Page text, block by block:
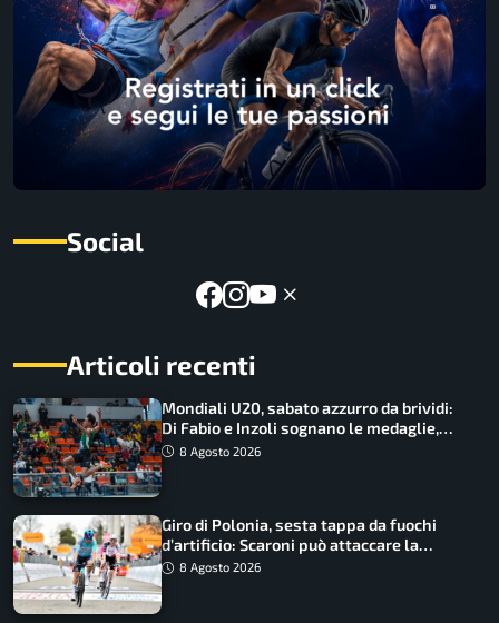
Social
Articoli recenti
Mondiali U20, sabato azzurro da brividi:
Di Fabio e Inzoli sognano le medaglie,
Castellani e Succo in finale
8 Agosto 2026
Giro di Polonia, sesta tappa da fuochi
d’artificio: Scaroni può attaccare la
maglia di Lemmen
8 Agosto 2026